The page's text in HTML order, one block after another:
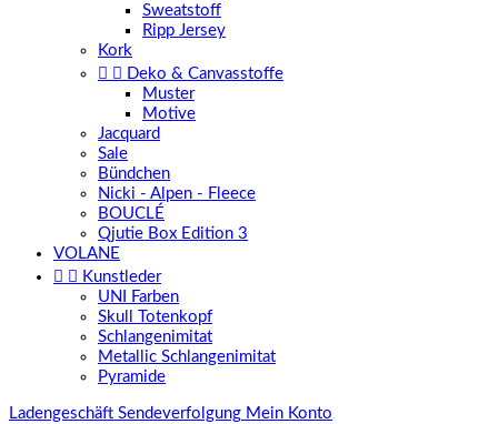
Sweatstoff
Ripp Jersey
Kork
  Deko & Canvasstoffe
Muster
Motive
Jacquard
Sale
Bündchen
Nicki - Alpen - Fleece
BOUCLÉ
Qjutie Box Edition 3
VOLANE
  Kunstleder
UNI Farben
Skull Totenkopf
Schlangenimitat
Metallic Schlangenimitat
Pyramide
Ladengeschäft Sendeverfolgung Mein Konto